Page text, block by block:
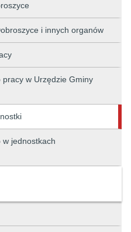
i innych organów
w Urzędzie Gminy
w jednostkach